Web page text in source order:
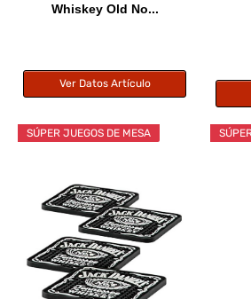
Whiskey Old No...
Ver Datos Artículo
SÚPER JUEGOS DE MESA